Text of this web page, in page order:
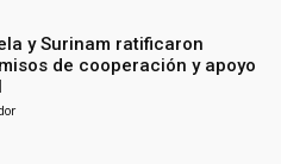
y Surinam ratificaron
de cooperación y apoyo